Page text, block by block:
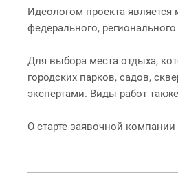
Идеологом проекта
федерального,
Для выбора места отдыха,
городских парков, садов,
экспертами. Виды работ
О старте заявочной